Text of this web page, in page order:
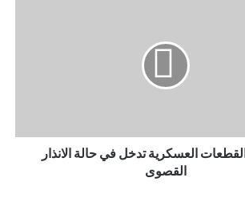
القطعات العسكرية تدخل في حالة الانذار
القصوى